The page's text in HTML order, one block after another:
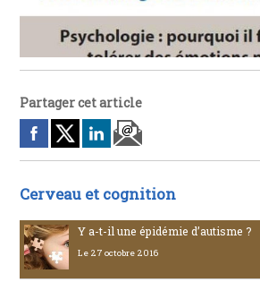
Partager cet article
Cerveau et cognition
Y a-t-il une épidémie d’autisme ?
Le 27 octobre 2016